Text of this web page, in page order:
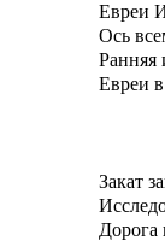
Евреи
Ось
Ранняя
Евреи
Закат
Дорога